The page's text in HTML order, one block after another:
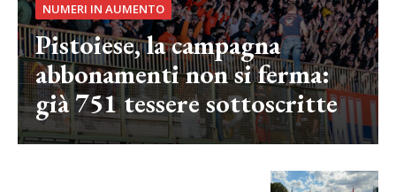
NUMERI IN AUMENTO
Pistoiese, la campagna
abbonamenti non si ferma:
già 751 tessere sottoscritte